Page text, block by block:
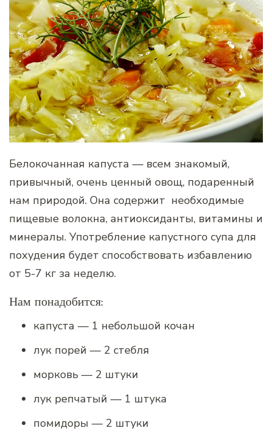
Белокочанная капуста — всем знакомый,
привычный, очень ценный овощ, подаренный
нам природой. Она содержит необходимые
пищевые волокна, антиоксиданты, витамины и
минералы. Употребление капустного супа для
похудения будет способствовать избавлению
от 5-7 кг за неделю.
Нам понадобится:
капуста — 1 небольшой кочан
лук порей — 2 стебля
морковь — 2 штуки
лук репчатый — 1 штука
помидоры — 2 штуки